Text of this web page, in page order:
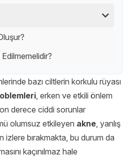
bazı ciltlerin korkulu rüyası
, erken ve etkili önlem
derece ciddi sorunlar
olumsuz etkileyen akne, yanlış
izlere bırakmakta, bu durum da
kaçınılmaz hale